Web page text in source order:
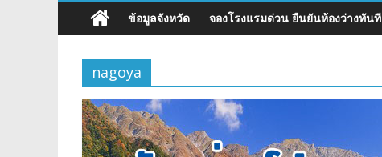
ข้อมูลจังหวัด จองโรงแรมด่วน ยืนยันห้องว่างทันที
nagoya